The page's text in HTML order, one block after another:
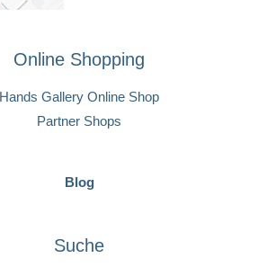
Online Shopping
Hands Gallery Online Shop
Partner Shops
Blog
Suche